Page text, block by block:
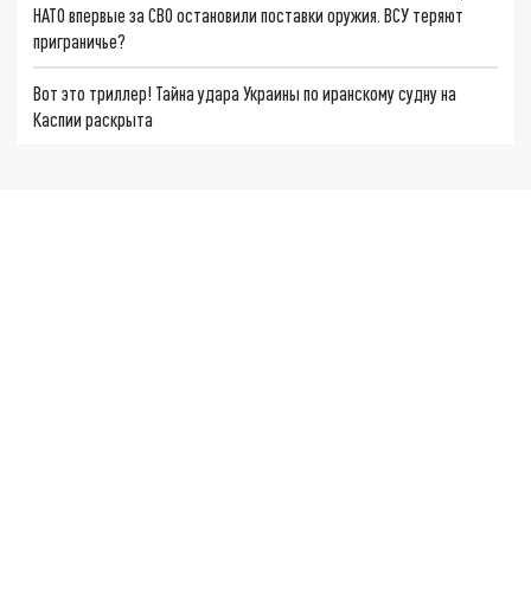
НАТО впервые за СВО остановили поставки оружия. ВСУ теряют
приграничье?
Вот это триллер! Тайна удара Украины по иранскому судну на
Каспии раскрыта